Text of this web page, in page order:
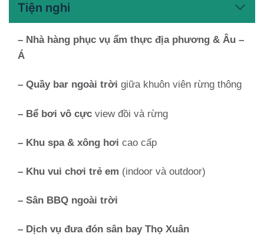
Tiện nghi
– Nhà hàng phục vụ ẩm thực địa phương & Âu –
Á
– Quầy bar ngoài trời giữa khuôn viên rừng thông
– Bể bơi vô cực view đồi và rừng
– Khu spa & xông hơi cao cấp
– Khu vui chơi trẻ em (indoor và outdoor)
– Sân BBQ ngoài trời
– Dịch vụ đưa đón sân bay Thọ Xuân